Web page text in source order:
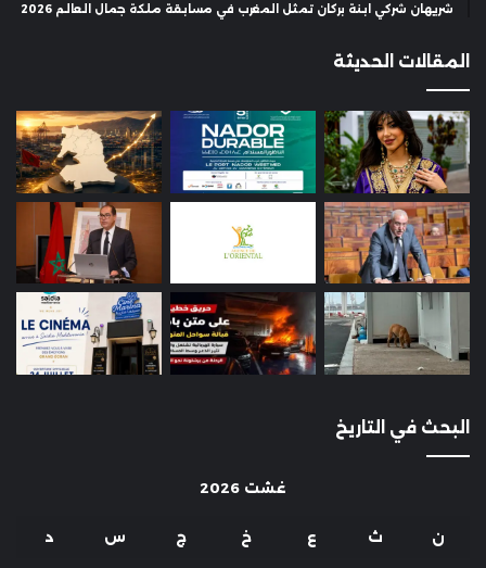
شريهان شركي ابنة بركان تمثل المغرب في مسابقة ملكة جمال العالم 2026
المقالات الحديثة
البحث في التاريخ
غشت 2026
ن ث ع خ ج س د